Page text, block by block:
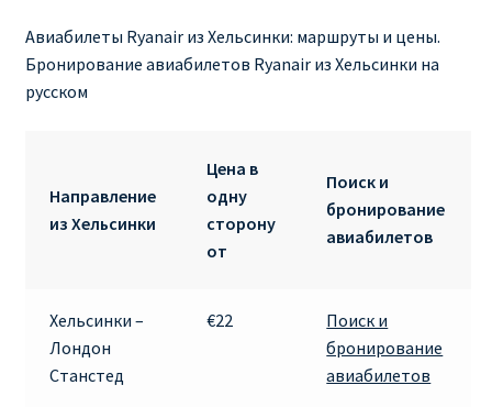
Ryanair Польша
RYANAIR ПОСАДОЧНЫЙ ТАЛОН – BOARDING PASS
RYANAIR УКРАИНА | АВИАБИЛЕТЫ ОТ €15
Авиабилеты Ryanair из Хельсинки: маршруты и цены.
Бронирование авиабилетов Ryanair из Хельсинки на
русском
Направление
из Хельсинки
Цена в
одну
сторону
от
Поиск и
бронирование
авиабилетов
Хельсинки –
Лондон
Станстед
€22
Поиск и
бронирование
авиабилетов